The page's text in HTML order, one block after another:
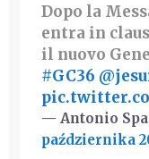
Dopo la
entra in
il nuovo
#GC36
— Antonio
października